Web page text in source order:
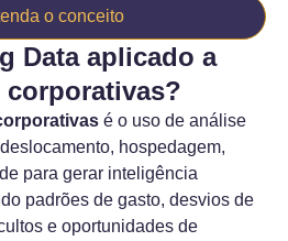
o conceito
Data aplicado a
corporativas?
é o uso de análise
hospedagem,
para gerar inteligência
padrões de gasto, desvios de
e oportunidades de